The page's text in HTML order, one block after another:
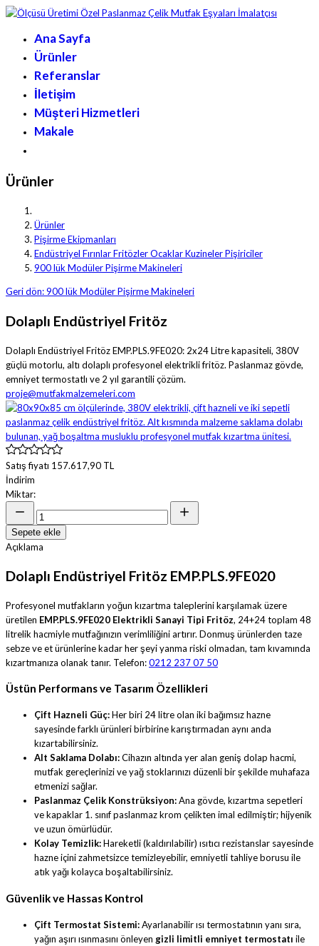
Ana Sayfa
Ürünler
Referanslar
İletişim
Müşteri Hizmetleri
Makale
Ürünler
Ürünler
Pişirme Ekipmanları
Endüstriyel Fırınlar Fritözler Ocaklar Kuzineler Pişiriciler
900 lük Modüler Pişirme Makineleri
Geri dön: 900 lük Modüler Pişirme Makineleri
Dolaplı Endüstriyel Fritöz
Dolaplı Endüstriyel Fritöz EMP.PLS.9FE020: 2x24 Litre kapasiteli, 380V
güçlü motorlu, altı dolaplı profesyonel elektrikli fritöz. Paslanmaz gövde,
emniyet termostatlı ve 2 yıl garantili çözüm.
proje@mutfakmalzemeleri.com
Satış fiyatı 157.617,90 TL
İndirim
Miktar:
Sepete ekle
Açıklama
Dolaplı Endüstriyel Fritöz EMP.PLS.9FE020
Profesyonel mutfakların yoğun kızartma taleplerini karşılamak üzere
üretilen EMP.PLS.9FE020 Elektrikli Sanayi Tipi Fritöz, 24+24 toplam 48
litrelik hacmiyle mutfağınızın verimliliğini artırır. Donmuş ürünlerden taze
sebze ve et ürünlerine kadar her şeyi yanma riski olmadan, tam kıvamında
kızartmanıza olanak tanır. Telefon:0212 237 07 50
Üstün Performans ve Tasarım Özellikleri
Çift Hazneli Güç:Her biri 24 litre olan iki bağımsız hazne
sayesinde farklı ürünleri birbirine karıştırmadan aynı anda
kızartabilirsiniz.
Alt Saklama Dolabı:Cihazın altında yer alan geniş dolap hacmi,
mutfak gereçlerinizi ve yağ stoklarınızı düzenli bir şekilde muhafaza
etmenizi sağlar.
Paslanmaz Çelik Konstrüksiyon:Ana gövde, kızartma sepetleri
ve kapaklar 1. sınıf paslanmaz krom çelikten imal edilmiştir; hijyenik
ve uzun ömürlüdür.
Kolay Temizlik:Hareketli (kaldırılabilir) ısıtıcı rezistanslar sayesinde
hazne içini zahmetsizce temizleyebilir, emniyetli tahliye borusu ile
atık yağı kolayca boşaltabilirsiniz.
Güvenlik ve Hassas Kontrol
Çift Termostat Sistemi:Ayarlanabilir ısı termostatının yanı sıra,
yağın aşırı ısınmasını önleyen gizli limitli emniyet termostatı ile